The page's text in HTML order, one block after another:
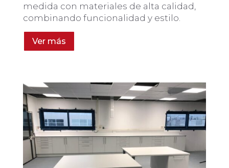
medida con materiales de alta calidad,
combinando funcionalidad y estilo.
Ver más